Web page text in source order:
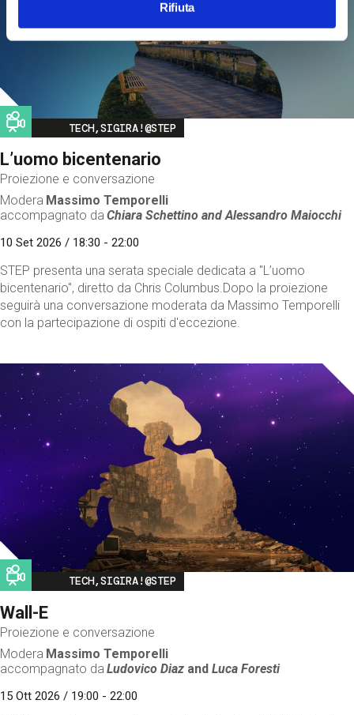
Rifiuta
Image
TECH,SIGIRA!@STEP
L’uomo bicentenario
Proiezione e conversazione
Modera Massimo Temporelli
accompagnato da Chiara Schettino andAlessandro Maiocchi
10 Set 2026 / 18:30 - 22:00
STEP presenta una serata speciale dedicata a "L’uomo
bicentenario", diretto da Chris Columbus.Dopo la proiezione
seguirà una conversazione moderata da Massimo Temporelli
con la partecipazione di ospiti d'eccezione.
Image
TECH,SIGIRA!@STEP
Wall-E
Proiezione e conversazione
Modera Massimo Temporelli
accompagnato da Ludovico Diaz andLuca Foresti
15 Ott 2026 / 19:00 - 22:00